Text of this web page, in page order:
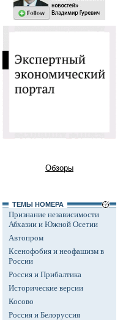
Обзоры
ТЕМЫ НОМЕРА
Признание независимости
Абхазии и Южной Осетии
Автопром
Ксенофобия и неофашизм в
России
Россия и Прибалтика
Исторические версии
Косово
Россия и Белоруссия